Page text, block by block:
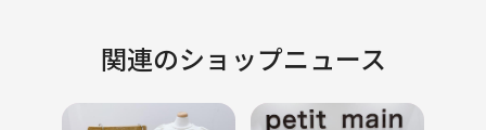
関連のショップニュース